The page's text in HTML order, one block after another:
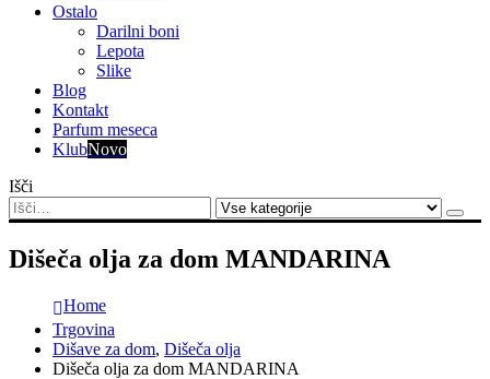
Ostalo
Darilni boni
Lepota
Slike
Blog
Kontakt
Parfum meseca
KlubNovo
Išči
Dišeča olja za dom MANDARINA
Home
Trgovina
Dišave za dom, Dišeča olja
Dišeča olja za dom MANDARINA